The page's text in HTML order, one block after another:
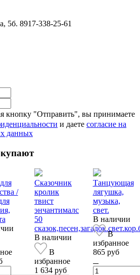
5б. 8917-338-25-61
кнопку "Отправить", вы принимаете
и даете согласие на
данных
/
Сказочник
кролик
твист
энчантималс
50
В наличии
В
избранное
1 634 руб
Танцующая
лягушка,
музыка,
свет.
В наличии
В
избранное
865 руб